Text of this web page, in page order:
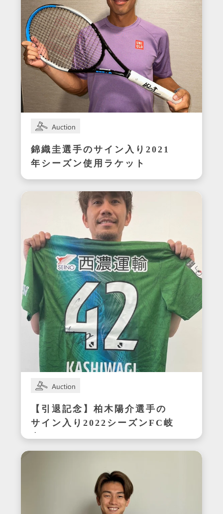
錦織圭選手のサイン入り2021
年シーズン使用ラケット
【引退記念】柏木陽介選手の
サイン入り2022シーズンFC岐
阜ユニフォーム